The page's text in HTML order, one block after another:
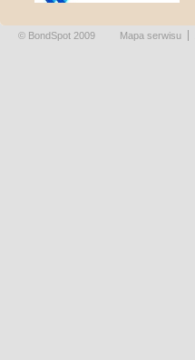
© BondSpot 2009 Mapa serwisu